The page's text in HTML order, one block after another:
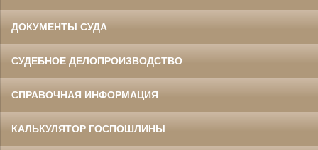
ДОКУМЕНТЫ СУДА
СУДЕБНОЕ ДЕЛОПРОИЗВОДСТВО
СПРАВОЧНАЯ ИНФОРМАЦИЯ
КАЛЬКУЛЯТОР ГОСПОШЛИНЫ